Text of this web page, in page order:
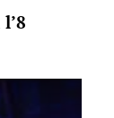
l’8